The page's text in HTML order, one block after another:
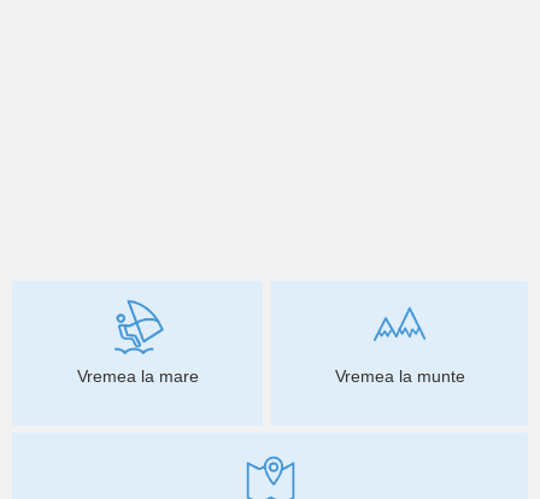
Vremea la mare Vremea la munte